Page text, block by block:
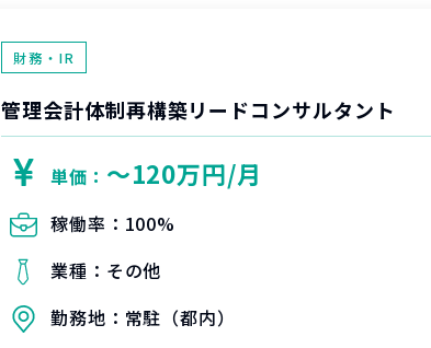
財務・IR
管理会計体制再構築リードコンサルタント
単価： 〜120万円/月
稼働率： 100%
業種： その他
勤務地： 常駐（都内）